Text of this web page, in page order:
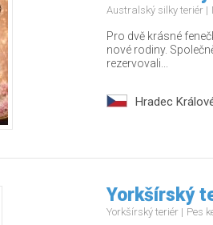
Australský silky teriér
Pro dvě krásné
nové rodiny.
rezervovali...
Hradec
Yorkšírský
Yorkšírský teriér Pes